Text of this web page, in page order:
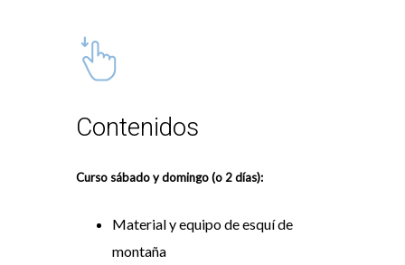
Contenidos
Curso sábado y domingo (o 2 días):
Material y equipo de esquí de
montaña